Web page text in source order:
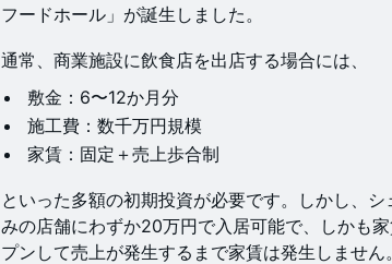
フードホール」が誕生しました。
通常、商業施設に飲食店を出店する場合には、
敷金：6〜12か月分
施工費：数千万円規模
家賃：固定＋売上歩合制
といった多額の初期投資が必要です。しかし、
みの店舗にわずか20万円で入居可能で、しかも
プンして売上が発生するまで家賃は発生しませ